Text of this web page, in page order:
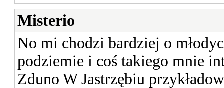
Misterio
No mi chodzi bardziej o
podziemie i coś takiego mnie
Zduno W Jastrzębiu